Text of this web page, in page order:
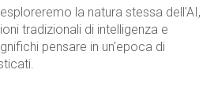
la natura stessa dell'AI,
tradizionali di intelligenza e
pensare in un'epoca di